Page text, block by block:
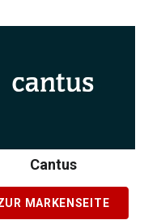
Cantus
MARKENSEITE